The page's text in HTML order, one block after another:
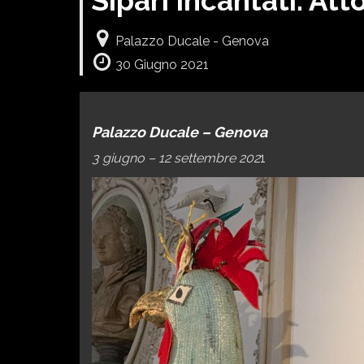
Palazzo Ducale - Genova
30 Giugno 2021
Palazzo Ducale – Genova
3 giugno – 12 settembre 2021